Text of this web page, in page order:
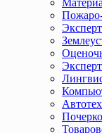
Пожаро-